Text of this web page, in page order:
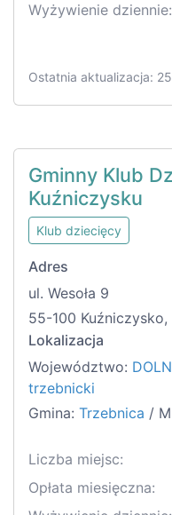
Wyżywienie dziennie:
Ostatnia aktualizacja:
Gminny Klub
Kuźniczysku
Klub dziecięcy
Adres
ul. Wesoła 9
55-100 Kuźniczysko,
Lokalizacja
Województwo:
trzebnicki
Gmina: Trzebnica /
Liczba miejsc:
Opłata miesięczna: